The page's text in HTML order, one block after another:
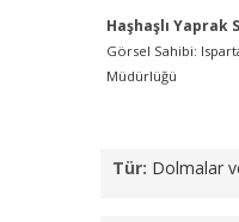
Haşhaşlı Yaprak
Görsel Sahibi:
Müdürlüğü
Tür: Dolmalar